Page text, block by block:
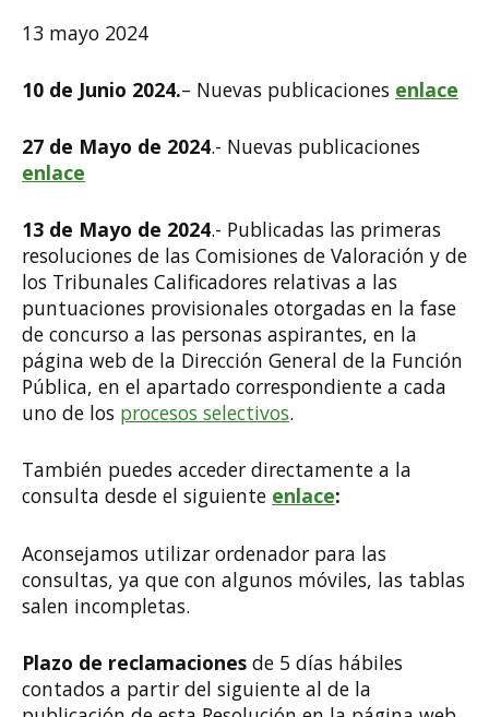
13 mayo 2024
10 de Junio 2024.– Nuevas publicaciones enlace
27 de Mayo de 2024.- Nuevas publicaciones
enlace
13 de Mayo de 2024.- Publicadas las primeras
resoluciones de las Comisiones de Valoración y de
los Tribunales Calificadores relativas a las
puntuaciones provisionales otorgadas en la fase
de concurso a las personas aspirantes, en la
página web de la Dirección General de la Función
Pública, en el apartado correspondiente a cada
uno de los procesos selectivos.
También puedes acceder directamente a la
consulta desde el siguiente enlace:
Aconsejamos utilizar ordenador para las
consultas, ya que con algunos móviles, las tablas
salen incompletas.
Plazo de reclamaciones de 5 días hábiles
contados a partir del siguiente al de la